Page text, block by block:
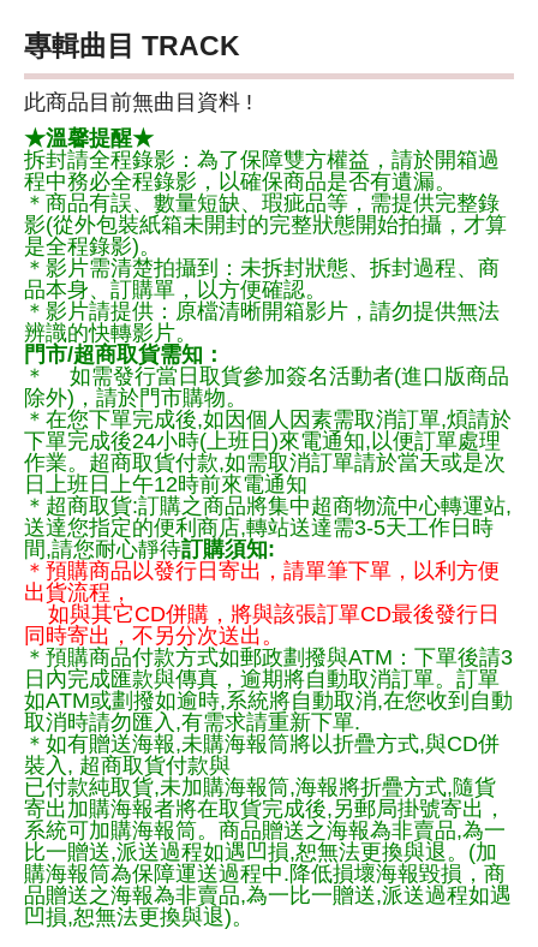
專輯曲目 TRACK
此商品目前無曲目資料 !
★溫馨提醒★
拆封請全程錄影：為了保障雙方權益，請於開箱過
程中務必全程錄影，以確保商品是否有遺漏。
＊商品有誤、數量短缺、瑕疵品等，需提供完整錄
影(從外包裝紙箱未開封的完整狀態開始拍攝，才算
是全程錄影)。
＊影片需清楚拍攝到：未拆封狀態、拆封過程、商
品本身、訂購單，以方便確認。
＊影片請提供：原檔清晰開箱影片，請勿提供無法
辨識的快轉影片。
門市/超商取貨需知：
＊ 如需發行當日取貨參加簽名活動者(進口版商品
除外)，請於門市購物。
＊在您下單完成後,如因個人因素需取消訂單,煩請於
下單完成後24小時(上班日)來電通知,以便訂單處理
作業。超商取貨付款,如需取消訂單請於當天或是次
日上班日上午12時前來電通知
＊超商取貨:訂購之商品將集中超商物流中心轉運站,
送達您指定的便利商店,轉站送達需3-5天工作日時
間,請您耐心靜待訂購須知:
＊預購商品以發行日寄出，請單筆下單，以利方便
出貨流程，
如與其它CD併購，將與該張訂單CD最後發行日
同時寄出，不另分次送出。
＊預購商品付款方式如郵政劃撥與ATM：下單後請3
日內完成匯款與傳真，逾期將自動取消訂單。訂單
如ATM或劃撥如逾時,系統將自動取消,在您收到自動
取消時請勿匯入,有需求請重新下單.
＊如有贈送海報,未購海報筒將以折疊方式,與CD併
裝入, 超商取貨付款與
已付款純取貨,未加購海報筒,海報將折疊方式,隨貨
寄出加購海報者將在取貨完成後,另郵局掛號寄出，
系統可加購海報筒。商品贈送之海報為非賣品,為一
比一贈送,派送過程如遇凹損,恕無法更換與退。(加
購海報筒為保障運送過程中.降低損壞海報毀損，商
品贈送之海報為非賣品,為一比一贈送,派送過程如遇
凹損,恕無法更換與退)。